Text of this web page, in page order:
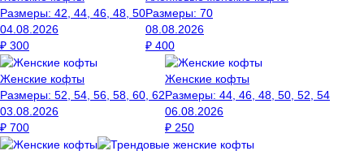
Размеры: 42, 44, 46, 48, 50
04.08.2026
₽ 300
Размеры: 70
08.08.2026
₽ 400
Женские кофты
Размеры: 52, 54, 56, 58, 60, 62
03.08.2026
₽ 700
Женские кофты
Размеры: 44, 46, 48, 50, 52, 54
06.08.2026
₽ 250